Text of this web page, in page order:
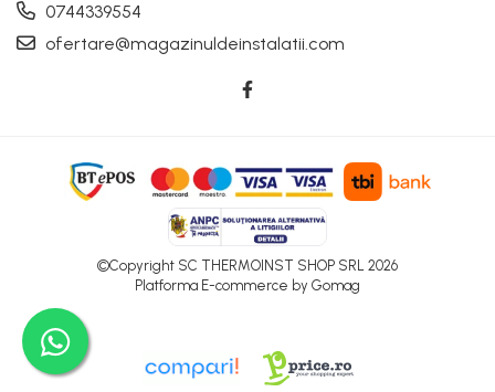
0744339554
ofertare@magazinuldeinstalatii.com
©Copyright SC THERMOINST SHOP SRL 2026
Platforma E-commerce by Gomag